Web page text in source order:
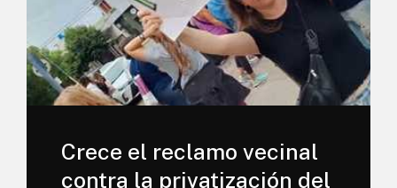
Crece el reclamo vecinal
contra la privatización del